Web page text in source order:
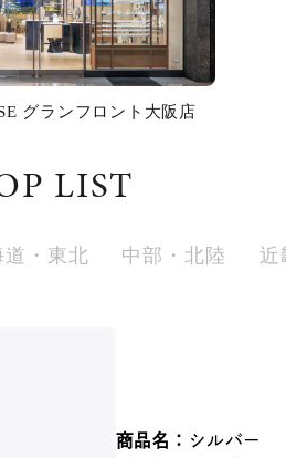
グランフロント大阪店
LIST
・東北 中部・北陸 近
商品名： シルバー